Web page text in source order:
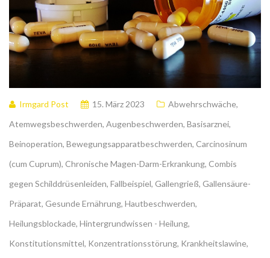
Irmgard Post 15. März 2023 Abwehrschwäche,
Atemwegsbeschwerden, Augenbeschwerden, Basisarznei,
Beinoperation, Bewegungsapparatbeschwerden, Carcinosinum
(cum Cuprum), Chronische Magen-Darm-Erkrankung, Combis
gegen Schilddrüsenleiden, Fallbeispiel, Gallengrieß, Gallensäure-
Präparat, Gesunde Ernährung, Hautbeschwerden,
Heilungsblockade, Hintergrundwissen - Heilung,
Konstitutionsmittel, Konzentrationsstörung, Krankheitslawine,